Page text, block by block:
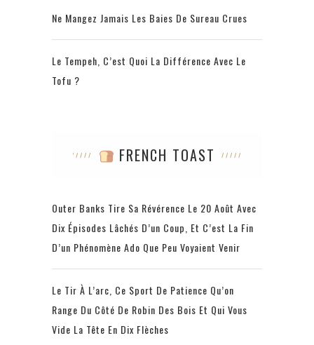
Ne Mangez Jamais Les Baies De Sureau Crues
Le Tempeh, C’est Quoi La Différence Avec Le
Tofu ?
FRENCH TOAST
Outer Banks Tire Sa Révérence Le 20 Août Avec
Dix Épisodes Lâchés D’un Coup, Et C’est La Fin
D’un Phénomène Ado Que Peu Voyaient Venir
Le Tir À L’arc, Ce Sport De Patience Qu’on
Range Du Côté De Robin Des Bois Et Qui Vous
Vide La Tête En Dix Flèches